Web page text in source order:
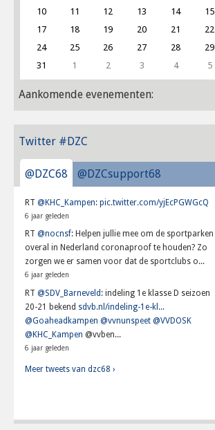
10
11 12 13 14 15
17
18 19 20 21 22
24
25 26 27 28 29
31
1 2 3 4 5
Aankomende evenementen:
Twitter #DZC
@DZC68 @DZCsupport68
RT@KHC_Kampen:pic.twitter.com/yjEcPGWGcQ
6 jaar geleden
RT@nocnsf: Helpen jullie mee om de sportparken
overal in Nederland coronaproof te houden? Zo
zorgen we er samen voor dat de sportclubs o...
6 jaar geleden
RT@SDV_Barneveld : indeling 1e klasse D seizoen
20-21 bekend sdvb.nl/indeling-1e-kl...
@Goaheadkampen @vvnunspeet @VVDOSK
@KHC_Kampen @vvben...
6 jaar geleden
Meer tweets van dzc68 ›